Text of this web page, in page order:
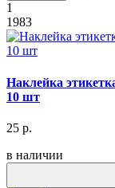
1
1983
Наклейка
10 шт
25 р.
в наличии